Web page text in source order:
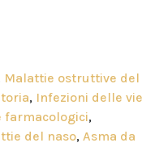
Malattie ostruttive del
, Infezioni delle vie
farmacologici,
del naso, Asma da